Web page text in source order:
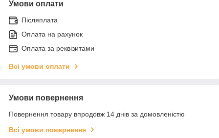
Умови оплати
Післяплата
Оплата на рахунок
Оплата за реквізитами
Всі умови оплати
Умови повернення
Повернення товару впродовж 14 днів за домовленістю
Всі умови повернення